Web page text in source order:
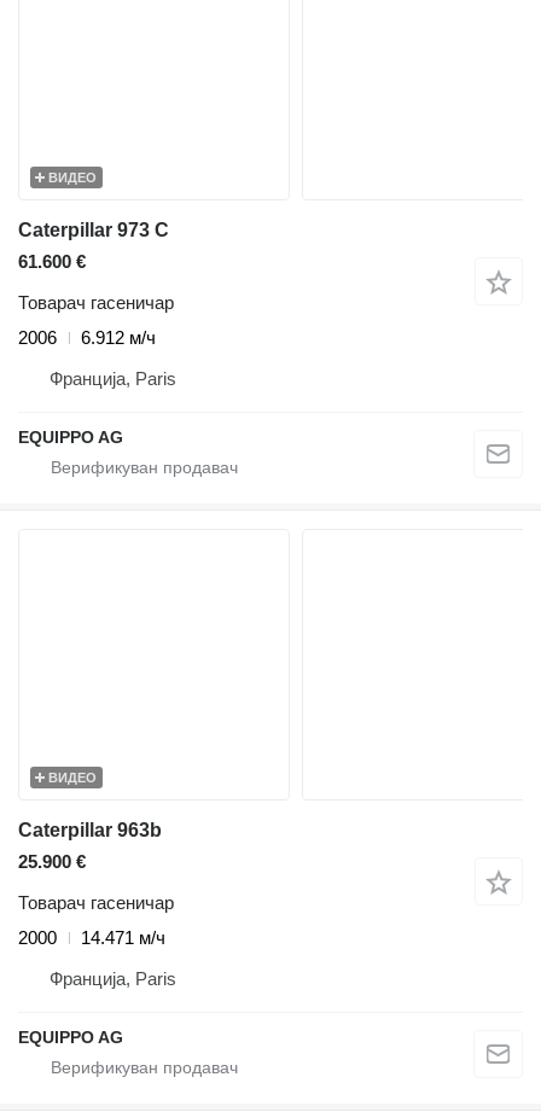
ВИДЕО
Caterpillar 973 C
61.600 €
Товарач гасеничар
2006
6.912 м/ч
Франција, Paris
EQUIPPO AG
ВИДЕО
Caterpillar 963b
25.900 €
Товарач гасеничар
2000
14.471 м/ч
Франција, Paris
EQUIPPO AG